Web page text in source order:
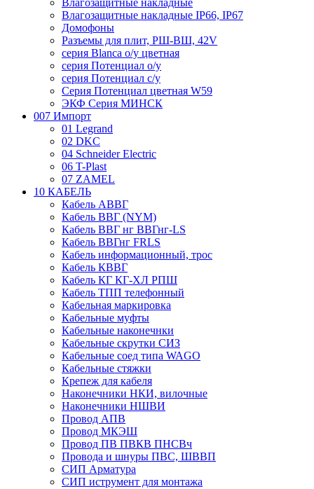
Влагозащитные накладные
Влагозащитные накладные IP66, IP67
Домофоны
Разъемы для плит, РШ-ВШ, 42V
серия Blanca о/у цветная
серия Потенциал о/у
серия Потенциал с/у
Серия Потенциал цветная W59
ЭКФ Серия МИНСК
007 Импорт
01 Legrand
02 DKC
04 Schneider Electric
06 T-Plast
07 ZAMEL
10 КАБЕЛЬ
Кабель АВВГ
Кабель ВВГ (NYM)
Кабель ВВГ нг ВВГнг-LS
Кабель ВВГнг FRLS
Кабель информационный, трос
Кабель КВВГ
Кабель КГ КГ-ХЛ РПШ
Кабель ТПП телефонный
Кабельная маркировка
Кабельные муфты
Кабельные наконечнки
Кабельные скрутки СИЗ
Кабельные соед типа WAGO
Кабельные стяжки
Крепеж для кабеля
Наконечники НКИ, вилочные
Наконечники НШВИ
Провод АПВ
Провод МКЭШ
Провод ПВ ПВКВ ПНСВч
Провода и шнуры ПВС, ШВВП
СИП Арматура
СИП иструмент для монтажа